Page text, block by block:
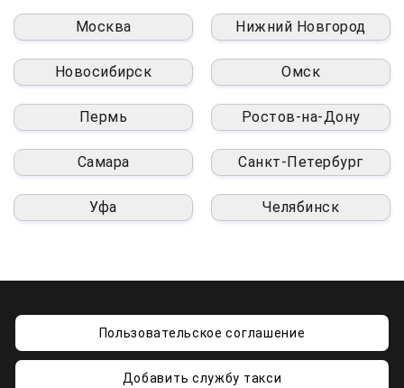
Москва Нижний Новгород
Новосибирск Омск
Пермь Ростов-на-Дону
Самара Санкт-Петербург
Уфа Челябинск
Пользовательское соглашение
Добавить службу такси